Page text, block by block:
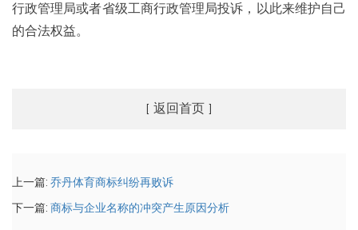
行政管理局或者省级工商行政管理局投诉，以此来维护自己
的合法权益。
返回首页
上一篇: 乔丹体育商标纠纷再败诉
下一篇: 商标与企业名称的冲突产生原因分析